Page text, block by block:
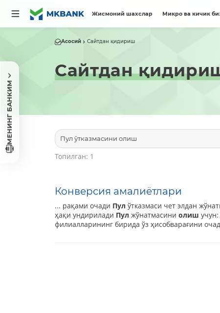
Жисмоний шахслар Микро ва кичик
МЕНИНГ БАНКИМ
Асосий Сайтдан қидириш
Сайтдан
Топилган: 1
Конверсия амалиётлари
... рақами очади Пул ўтказмаси чет элдан
ҳақи ундирилади Пул жўнатмасини олиш учун:
филиалларининг бирида ўз ҳисобварағини